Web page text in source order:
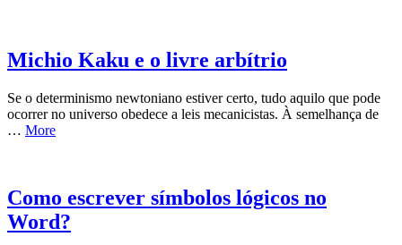
Michio Kaku e o livre arbítrio
Se o determinismo newtoniano estiver certo, tudo aquilo que pode
ocorrer no universo obedece a leis mecanicistas. À semelhança de
… More
Como escrever símbolos lógicos no
Word?